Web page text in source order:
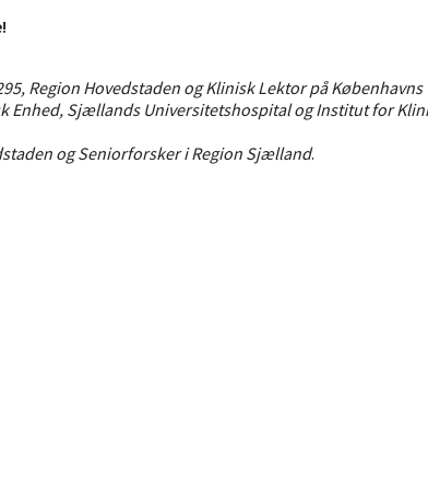
Region Hovedstaden og Klinisk Lektor på
Enhed, Sjællands Universitetshospital og Institut for
og Seniorforsker i Region Sjælland.